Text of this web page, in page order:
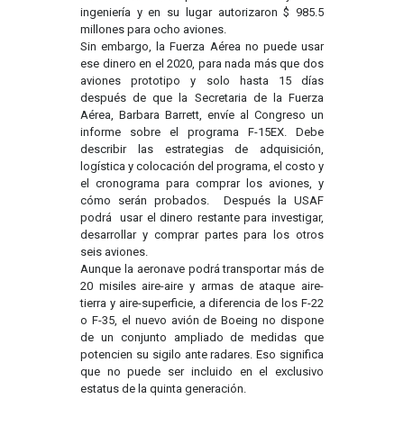
ingeniería y en su lugar autorizaron $ 985.5
millones para ocho aviones.
Sin embargo, la Fuerza Aérea no puede usar
ese dinero en el 2020, para nada más que dos
aviones prototipo y solo hasta 15 días
después de que la Secretaria de la Fuerza
Aérea, Barbara Barrett, envíe al Congreso un
informe sobre el programa F-15EX. Debe
describir las estrategias de adquisición,
logística y colocación del programa, el costo y
el cronograma para comprar los aviones, y
cómo serán probados. Después la USAF
podrá usar el dinero restante para investigar,
desarrollar y comprar partes para los otros
seis aviones.
Aunque la aeronave podrá transportar más de
20 misiles aire-aire y armas de ataque aire-
tierra y aire-superficie, a diferencia de los F-22
o F-35, el nuevo avión de Boeing no dispone
de un conjunto ampliado de medidas que
potencien su sigilo ante radares. Eso significa
que no puede ser incluido en el exclusivo
estatus de la quinta generación.